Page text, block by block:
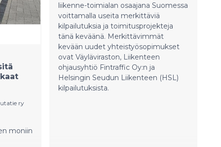
ry
moniin
liikenne-toimialan osaajana Suomessa
voittamalla useita merkittäviä
kilpailutuksia ja toimitusprojekteja
tänä keväänä. Merkittävimmät
kevään uudet yhteistyösopimukset
ovat Väyläviraston, Liikenteen
ohjausyhtiö Fintraffic Oy:n ja
Helsingin Seudun Liikenteen (HSL)
kilpailutuksista.